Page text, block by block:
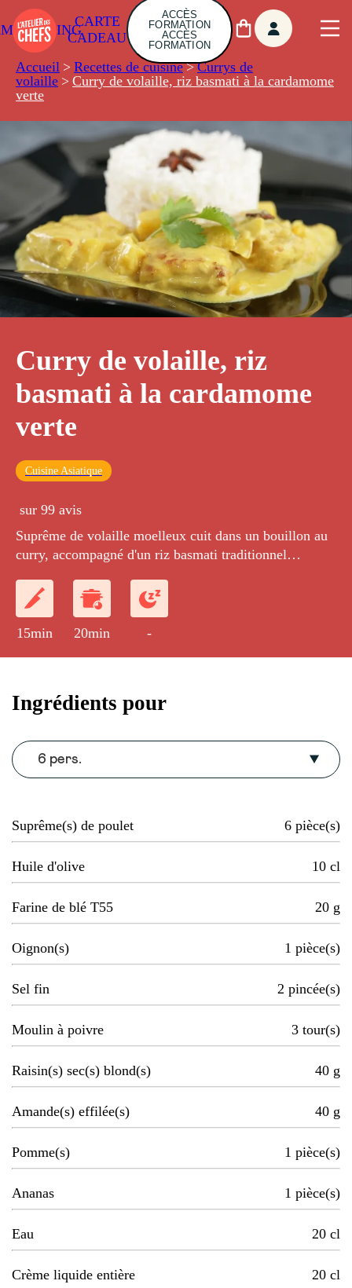
CARTE
CADEAU
ACCÈS
FORMATION
ACCÈS
FORMATION
Accueil > Recettes de cuisine > Currys de
volaille > Curry de volaille, riz basmati à la cardamome
verte
Curry de volaille, riz
basmati à la cardamome
verte
Cuisine Asiatique
sur 99 avis
Suprême de volaille moelleux cuit dans un bouillon au
curry, accompagné d'un riz basmati traditionnel
15min 20min -
Ingrédients pour
6 pers.
Suprême(s) de poulet 6 pièce(s)
Huile d'olive 10 cl
Farine de blé T55 20 g
Oignon(s) 1 pièce(s)
Sel fin 2 pincée(s)
Moulin à poivre 3 tour(s)
Raisin(s) sec(s) blond(s) 40 g
Amande(s) effilée(s) 40 g
Pomme(s) 1 pièce(s)
Ananas 1 pièce(s)
Eau 20 cl
Crème liquide entière 20 cl